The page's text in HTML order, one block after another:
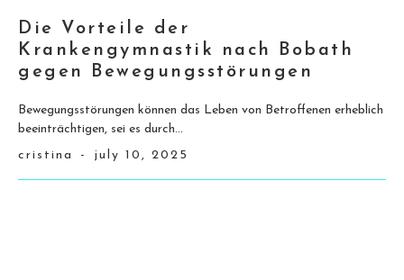
Die Vorteile der
Krankengymnastik nach Bobath
gegen Bewegungsstörungen
Bewegungsstörungen können das Leben von Betroffenen erheblich
beeinträchtigen, sei es durch...
cristina
- july 10, 2025